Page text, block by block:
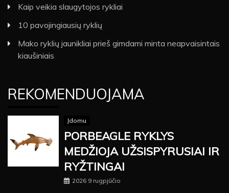
Kaip veikia slaugytojos rykliai
10 pavojingiausių ryklių
Mako ryklių jaunikliai prieš gimdami minta neapvaisintais
kiaušiniais
REKOMENDUOJAMA
Įdomu
PORBEAGLE RYKLYS
MEDŽIOJA UŽSISPYRUSIAI IR
RYŽTINGAI
2026 9 rugpjūčio